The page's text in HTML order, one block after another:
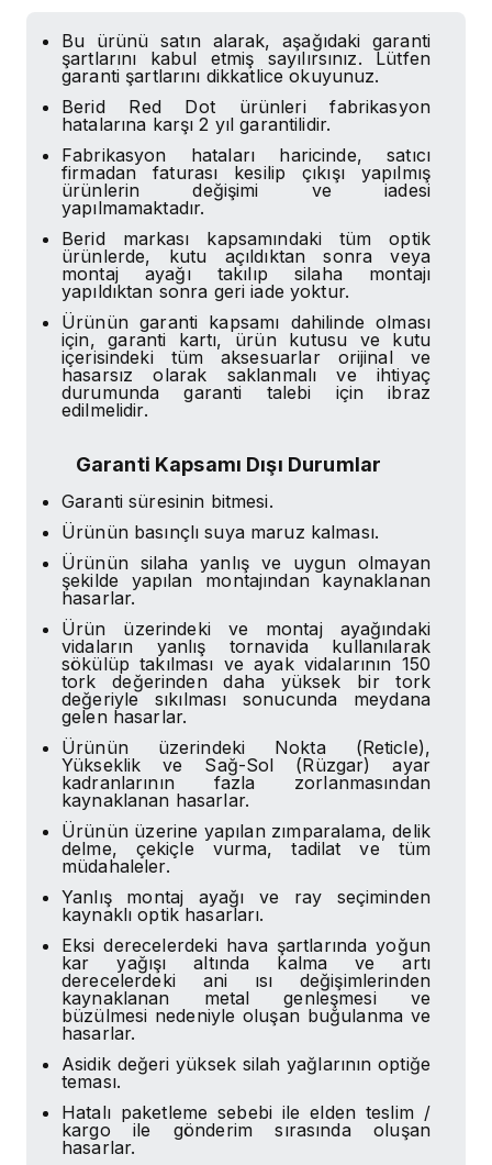
Bu ürünü satın alarak, aşağıdaki garanti
şartlarını kabul etmiş sayılırsınız. Lütfen
garanti şartlarını dikkatlice okuyunuz.
Berid Red Dot ürünleri fabrikasyon
hatalarına karşı 2 yıl garantilidir.
Fabrikasyon hataları haricinde, satıcı
firmadan faturası kesilip çıkışı yapılmış
ürünlerin değişimi ve iadesi
yapılmamaktadır.
Berid markası kapsamındaki tüm optik
ürünlerde, kutu açıldıktan sonra veya
montaj ayağı takılıp silaha montajı
yapıldıktan sonra geri iade yoktur.
Ürünün garanti kapsamı dahilinde olması
için, garanti kartı, ürün kutusu ve kutu
içerisindeki tüm aksesuarlar orijinal ve
hasarsız olarak saklanmalı ve ihtiyaç
durumunda garanti talebi için ibraz
edilmelidir.
Garanti Kapsamı Dışı Durumlar
Garanti süresinin bitmesi.
Ürünün basınçlı suya maruz kalması.
Ürünün silaha yanlış ve uygun olmayan
şekilde yapılan montajından kaynaklanan
hasarlar.
Ürün üzerindeki ve montaj ayağındaki
vidaların yanlış tornavida kullanılarak
sökülüp takılması ve ayak vidalarının 150
tork değerinden daha yüksek bir tork
değeriyle sıkılması sonucunda meydana
gelen hasarlar.
Ürünün üzerindeki Nokta (Reticle),
Yükseklik ve Sağ-Sol (Rüzgar) ayar
kadranlarının fazla zorlanmasından
kaynaklanan hasarlar.
Ürünün üzerine yapılan zımparalama, delik
delme, çekiçle vurma, tadilat ve tüm
müdahaleler.
Yanlış montaj ayağı ve ray seçiminden
kaynaklı optik hasarları.
Eksi derecelerdeki hava şartlarında yoğun
kar yağışı altında kalma ve artı
derecelerdeki ani ısı değişimlerinden
kaynaklanan metal genleşmesi ve
büzülmesi nedeniyle oluşan buğulanma ve
hasarlar.
Asidik değeri yüksek silah yağlarının optiğe
teması.
Hatalı paketleme sebebi ile elden teslim /
kargo ile gönderim sırasında oluşan
hasarlar.